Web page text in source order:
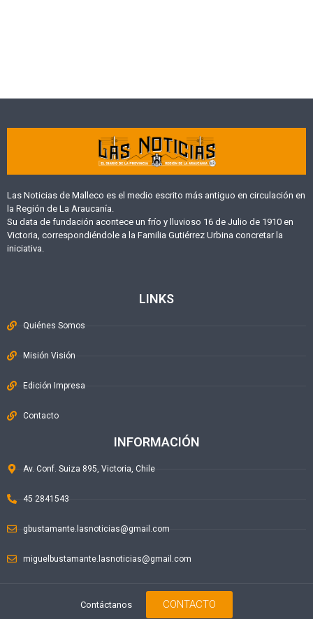
Las Noticias de Malleco es el medio escrito más antiguo en circulación en
la Región de La Araucanía.
Su data de fundación acontece un frío y lluvioso 16 de Julio de 1910 en
Victoria, correspondiéndole a la Familia Gutiérrez Urbina concretar la
iniciativa.
LINKS
Quiénes Somos
Misión Visión
Edición Impresa
Contacto
INFORMACIÓN
Av. Conf. Suiza 895, Victoria, Chile
45 2841543
gbustamante.lasnoticias@gmail.com
miguelbustamante.lasnoticias@gmail.com
Contáctanos CONTACTO